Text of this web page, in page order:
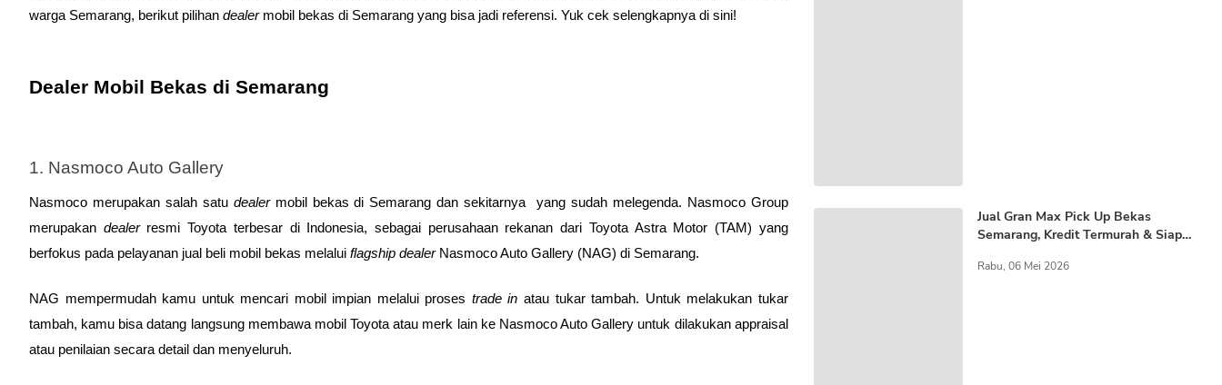
warga Semarang, berikut pilihan dealer mobil bekas di Semarang yang bisa jadi referensi. Yuk cek selengkapnya di sini!
Dealer Mobil Bekas di Semarang
1. Nasmoco Auto Gallery
Nasmoco merupakan salah satu dealer mobil bekas di Semarang dan sekitarnya  yang sudah melegenda. Nasmoco Group
merupakan dealer resmi Toyota terbesar di Indonesia, sebagai perusahaan rekanan dari Toyota Astra Motor (TAM) yang
berfokus pada pelayanan jual beli mobil bekas melalui flagship dealer Nasmoco Auto Gallery (NAG) di Semarang.
NAG mempermudah kamu untuk mencari mobil impian melalui proses trade in atau tukar tambah. Untuk melakukan tukar
tambah, kamu bisa datang langsung membawa mobil Toyota atau merk lain ke Nasmoco Auto Gallery untuk dilakukan appraisal
atau penilaian secara detail dan menyeluruh.
Jual Gran Max Pick Up Bekas
Semarang, Kredit Termurah & Siap
Rabu, 06 Mei 2026